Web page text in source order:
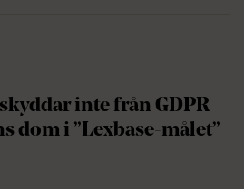
inte från GDPR
dom i ”Lexbase-målet”